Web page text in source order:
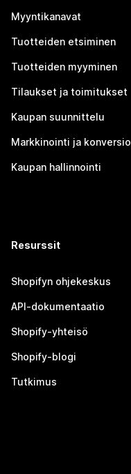
Myyntikanavat
Tuotteiden etsiminen
Tuotteiden myyminen
Tilaukset ja toimitukset
Kaupan suunnittelu
Markkinointi ja konversio
Kaupan hallinnointi
Resurssit
Shopifyn ohjekeskus
API-dokumentaatio
Shopify-yhteisö
Shopify-blogi
Tutkimus